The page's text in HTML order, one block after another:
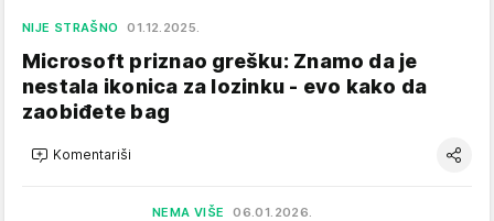
NIJE STRAŠNO 01.12.2025.
Microsoft priznao grešku: Znamo da je
nestala ikonica za lozinku - evo kako da
zaobiđete bag
Komentariši
NEMA VIŠE 06.01.2026.